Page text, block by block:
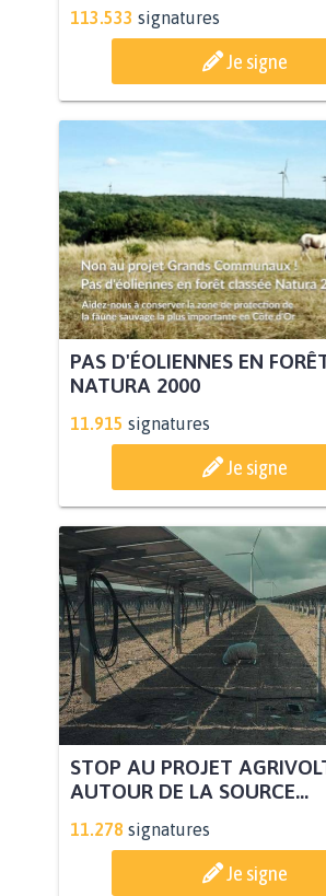
113.533 signatures
Je signe
PAS D'ÉOLIENNES EN
NATURA 2000
11.915 signatures
Je signe
STOP AU PROJET
AUTOUR DE LA SOURCE...
11.278 signatures
Je signe